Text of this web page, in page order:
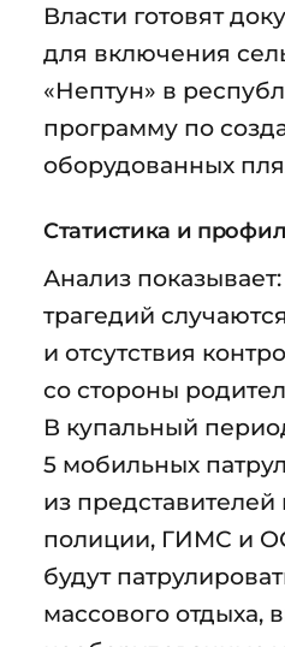
Власти готовят
для включения
«Нептун» в
программу по
оборудованных
Статистика и
Анализ
трагедий
и отсутствия
со стороны
В купальный
5 мобильных
из
полиции, ГИМС и
будут
массового отдыха,